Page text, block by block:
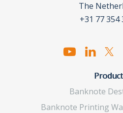
The
+31 77 354
Banknote
Banknote Printing